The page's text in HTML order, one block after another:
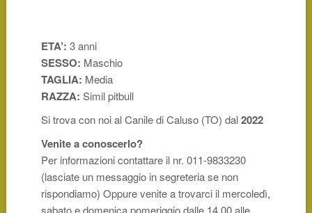
ETA’: 3 anni
SESSO: Maschio
TAGLIA: Media
RAZZA: Simil pitbull
Si trova con noi al Canile di Caluso (TO) dal2022
Venite a conoscerlo?
Per informazioni contattare il nr. 011-9833230
(lasciate un messaggio in segreteria se non
rispondiamo) Oppure venite a trovarci il mercoledì,
sabato e domenica pomeriggio dalle 14,00 alle